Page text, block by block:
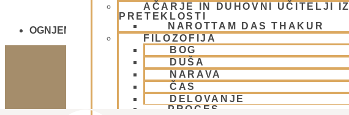
AČARJE IN DUHOVNI UČITELJI IZ
PRETEKLOSTI
NAROTTAM DAS THAKUR
FILOZOFIJA
BOG
DUŠA
NARAVA
ČAS
DELOVANJE
PROCES
OGNJENO ŽRTVOVANJE - NARASIMHA JAGJA - VSAKO SOBOTO